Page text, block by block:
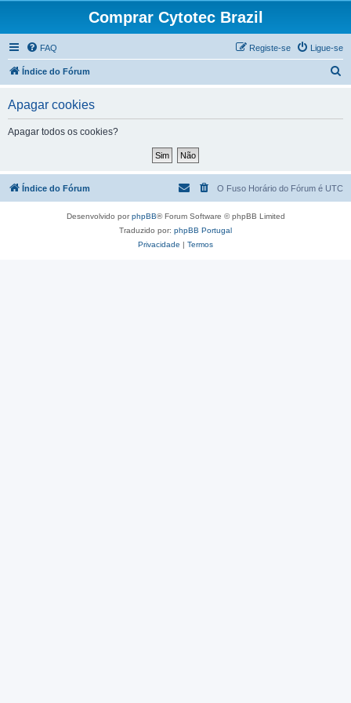
Comprar Cytotec Brazil
FAQ Ligue-se
Registe-se
Índice do Fórum
a
Apagar cookies
Apagar todos os cookies?
Índice do Fórum O Fuso Horário do Fórum é UTC
Desenvolvido porphpBB® Forum Software © phpBB Limited
Traduzido por: phpBB Portugal
Privacidade | Termos